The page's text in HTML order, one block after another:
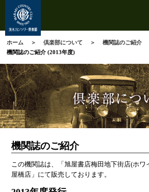
ホーム 倶楽部について
機関誌のご紹介
機関誌のご紹介 (2013年度)
機関誌のご紹介
この機関誌は、「旭屋書店梅田地下街店(ホワ
屋橋店」にて販売しております。